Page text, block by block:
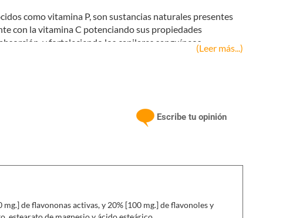
vitamina P, son sustancias naturales presentes
con la vitamina C potenciando sus propiedades
y fortaleciendo los capilares sanguíneos.
(Leer más...)
Escribe tu opinión
de flavononas activas, y 20% [100 mg.] de flavonoles y